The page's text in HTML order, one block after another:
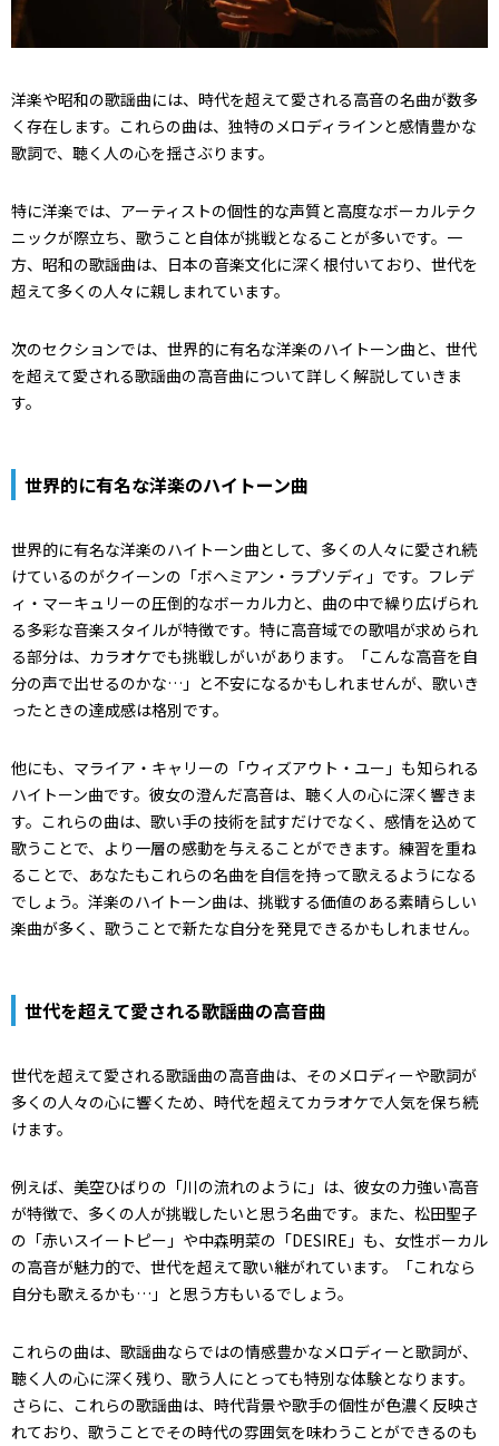
洋楽や昭和の歌謡曲には、時代を超えて愛される高音の名曲が数多
く存在します。これらの曲は、独特のメロディラインと感情豊かな
歌詞で、聴く人の心を揺さぶります。
特に洋楽では、アーティストの個性的な声質と高度なボーカルテク
ニックが際立ち、歌うこと自体が挑戦となることが多いです。一
方、昭和の歌謡曲は、日本の音楽文化に深く根付いており、世代を
超えて多くの人々に親しまれています。
次のセクションでは、世界的に有名な洋楽のハイトーン曲と、世代
を超えて愛される歌謡曲の高音曲について詳しく解説していきま
す。
世界的に有名な洋楽のハイトーン曲
世界的に有名な洋楽のハイトーン曲として、多くの人々に愛され続
けているのがクイーンの「ボヘミアン・ラプソディ」です。フレデ
ィ・マーキュリーの圧倒的なボーカル力と、曲の中で繰り広げられ
る多彩な音楽スタイルが特徴です。特に高音域での歌唱が求められ
る部分は、カラオケでも挑戦しがいがあります。「こんな高音を自
分の声で出せるのかな…」と不安になるかもしれませんが、歌いき
ったときの達成感は格別です。
他にも、マライア・キャリーの「ウィズアウト・ユー」も知られる
ハイトーン曲です。彼女の澄んだ高音は、聴く人の心に深く響きま
す。これらの曲は、歌い手の技術を試すだけでなく、感情を込めて
歌うことで、より一層の感動を与えることができます。練習を重ね
ることで、あなたもこれらの名曲を自信を持って歌えるようになる
でしょう。洋楽のハイトーン曲は、挑戦する価値のある素晴らしい
楽曲が多く、歌うことで新たな自分を発見できるかもしれません。
世代を超えて愛される歌謡曲の高音曲
世代を超えて愛される歌謡曲の高音曲は、そのメロディーや歌詞が
多くの人々の心に響くため、時代を超えてカラオケで人気を保ち続
けます。
例えば、美空ひばりの「川の流れのように」は、彼女の力強い高音
が特徴で、多くの人が挑戦したいと思う名曲です。また、松田聖子
の「赤いスイートピー」や中森明菜の「DESIRE」も、女性ボーカル
の高音が魅力的で、世代を超えて歌い継がれています。「これなら
自分も歌えるかも…」と思う方もいるでしょう。
これらの曲は、歌謡曲ならではの情感豊かなメロディーと歌詞が、
聴く人の心に深く残り、歌う人にとっても特別な体験となります。
さらに、これらの歌謡曲は、時代背景や歌手の個性が色濃く反映さ
れており、歌うことでその時代の雰囲気を味わうことができるのも